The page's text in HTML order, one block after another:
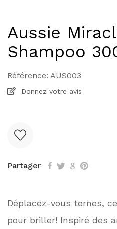
Aussie
Shampoo
Référence: AUS003
Donnez votre avis
Partager
Déplacez-vous ternes,
pour briller! Inspiré des